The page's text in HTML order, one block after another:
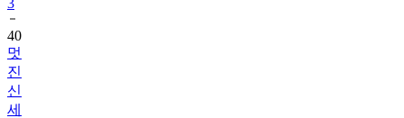
40
멋
진
신
세